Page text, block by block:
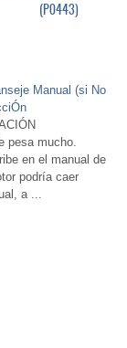
(P0443)
Manual (si No
pesa mucho.
en el manual de
podría caer
a ...